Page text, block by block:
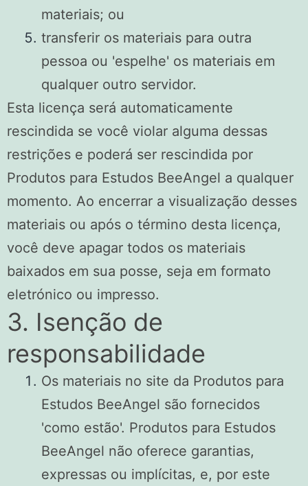
materiais; ou
transferir os materiais para outra
pessoa ou 'espelhe' os materiais em
qualquer outro servidor.
Esta licença será automaticamente
rescindida se você violar alguma dessas
restrições e poderá ser rescindida por
Produtos para Estudos BeeAngel a qualquer
momento. Ao encerrar a visualização desses
materiais ou após o término desta licença,
você deve apagar todos os materiais
baixados em sua posse, seja em formato
eletrónico ou impresso.
3. Isenção de
responsabilidade
Os materiais no site da Produtos para
Estudos BeeAngel são fornecidos
'como estão'. Produtos para Estudos
BeeAngel não oferece garantias,
expressas ou implícitas, e, por este